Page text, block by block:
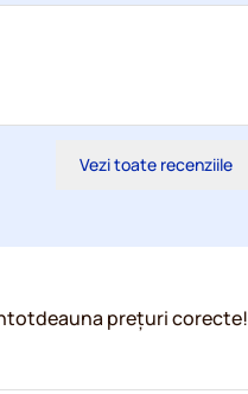
Vezi toate recenziile
prețuri corecte!